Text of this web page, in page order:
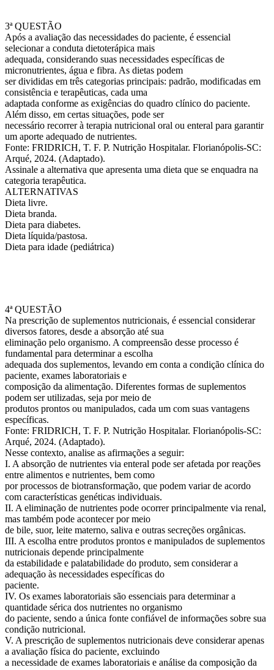
3ª QUESTÃO
Após a avaliação das necessidades do paciente, é essencial
selecionar a conduta dietoterápica mais
adequada, considerando suas necessidades específicas de
micronutrientes, água e fibra. As dietas podem
ser divididas em três categorias principais: padrão, modificadas em
consistência e terapêuticas, cada uma
adaptada conforme as exigências do quadro clínico do paciente.
Além disso, em certas situações, pode ser
necessário recorrer à terapia nutricional oral ou enteral para garantir
um aporte adequado de nutrientes.
Fonte: FRIDRICH, T. F. P. Nutrição Hospitalar. Florianópolis-SC:
Arqué, 2024. (Adaptado).
Assinale a alternativa que apresenta uma dieta que se enquadra na
categoria terapêutica.
ALTERNATIVAS
Dieta livre.
Dieta branda.
Dieta para diabetes.
Dieta líquida/pastosa.
Dieta para idade (pediátrica)
4ª QUESTÃO
Na prescrição de suplementos nutricionais, é essencial considerar
diversos fatores, desde a absorção até sua
eliminação pelo organismo. A compreensão desse processo é
fundamental para determinar a escolha
adequada dos suplementos, levando em conta a condição clínica do
paciente, exames laboratoriais e
composição da alimentação. Diferentes formas de suplementos
podem ser utilizadas, seja por meio de
produtos prontos ou manipulados, cada um com suas vantagens
específicas.
Fonte: FRIDRICH, T. F. P. Nutrição Hospitalar. Florianópolis-SC:
Arqué, 2024. (Adaptado).
Nesse contexto, analise as afirmações a seguir:
I. A absorção de nutrientes via enteral pode ser afetada por reações
entre alimentos e nutrientes, bem como
por processos de biotransformação, que podem variar de acordo
com características genéticas individuais.
II. A eliminação de nutrientes pode ocorrer principalmente via renal,
mas também pode acontecer por meio
de bile, suor, leite materno, saliva e outras secreções orgânicas.
III. A escolha entre produtos prontos e manipulados de suplementos
nutricionais depende principalmente
da estabilidade e palatabilidade do produto, sem considerar a
adequação às necessidades específicas do
paciente.
IV. Os exames laboratoriais são essenciais para determinar a
quantidade sérica dos nutrientes no organismo
do paciente, sendo a única fonte confiável de informações sobre sua
condição nutricional.
V. A prescrição de suplementos nutricionais deve considerar apenas
a avaliação física do paciente, excluindo
a necessidade de exames laboratoriais e análise da composição da